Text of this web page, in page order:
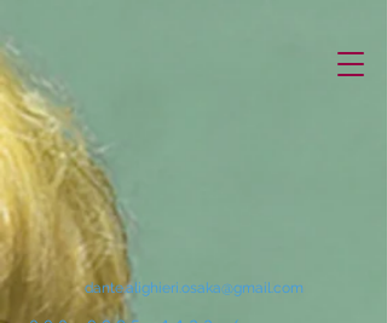
dante.alighieri.osaka@gmail.com